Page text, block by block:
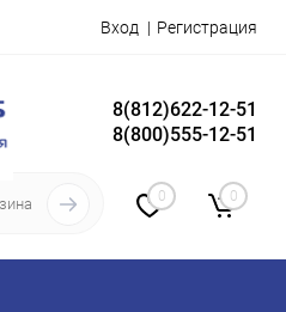
Вход Регистрация
8(812)622-12-51
8(800)555-12-51
0 0